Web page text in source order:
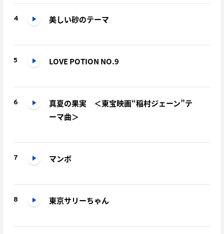
4 美しい砂のテーマ
5 LOVE POTION NO.9
6
真夏の果実 ＜東宝映画“稲村ジェーン”テ
ーマ曲＞
7 マンボ
8 東京サリーちゃん